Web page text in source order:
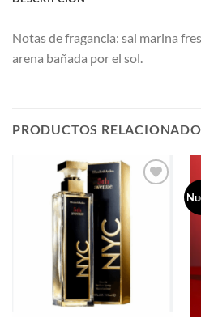
Notas de fragancia: sal marina
arena bañada por el sol.
PRODUCTOS
AÑADIR
DESEOS